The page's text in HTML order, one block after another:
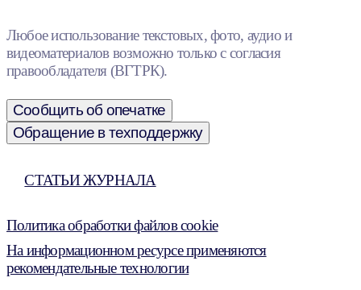
Любое использование текстовых, фото, аудио и
видеоматериалов возможно только с согласия
правообладателя (ВГТРК).
Сообщить об опечатке
Обращение в техподдержку
СТАТЬИ ЖУРНАЛА
Политика обработки файлов cookie
На информационном ресурсе применяются
рекомендательные технологии